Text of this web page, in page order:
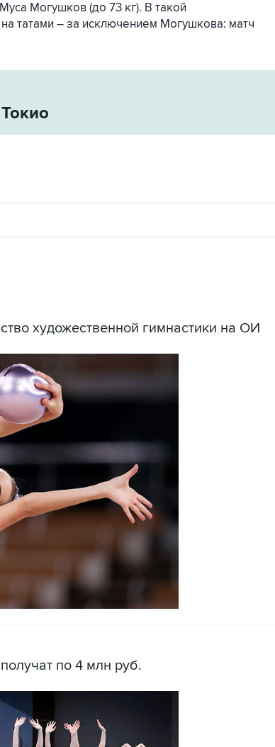
Могушков (до 73 кг). В такой
татами – за исключением Могушкова: матч
художественной гимнастики на ОИ
по 4 млн руб.